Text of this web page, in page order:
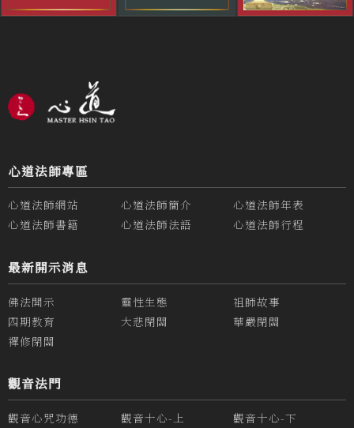
心道法師專區
心道法師網站 心道法師簡介
心道法師年表
心道法師書籍
心道法師法語 心道法師行程
最新開示消息
佛法開示 靈性生態
祖師故事
四期教育
大悲閉關
華嚴閉關
禪修閉關
觀音法門
觀音心咒功德 觀音十心-上
觀音十心-下